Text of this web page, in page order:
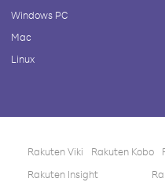
Windows PC
Mac
Linux
Rakuten Viki Rakuten Kobo
Rakuten Insight